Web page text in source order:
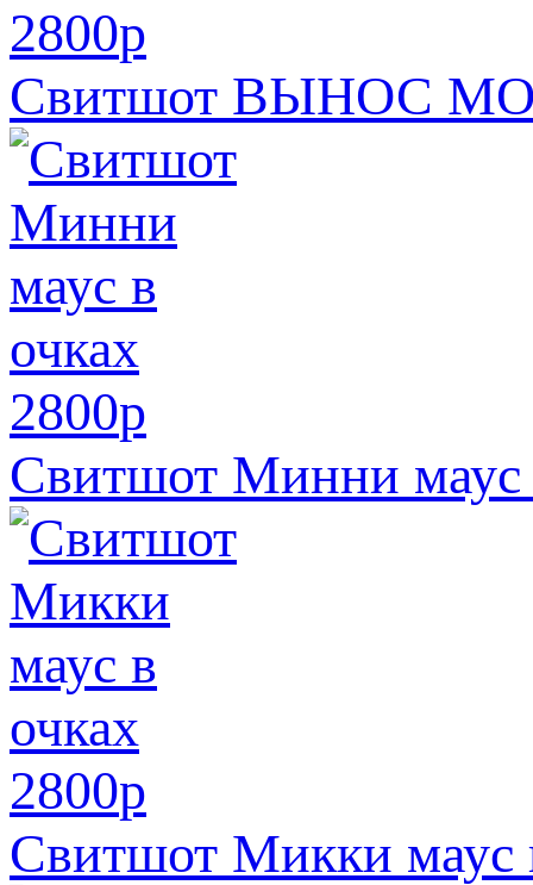
2800p
Свитшот ВЫНОС
2800p
Свитшот Минни маус
2800p
Свитшот Микки маус